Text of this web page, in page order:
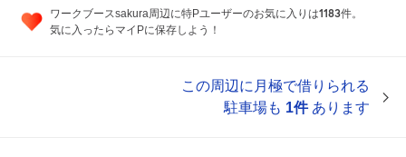
ワークブースsakura周辺に特Pユーザーのお気に入りは1183件。
気に入ったらマイPに保存しよう！
この周辺に月極で借りられる
駐車場も 1件あります